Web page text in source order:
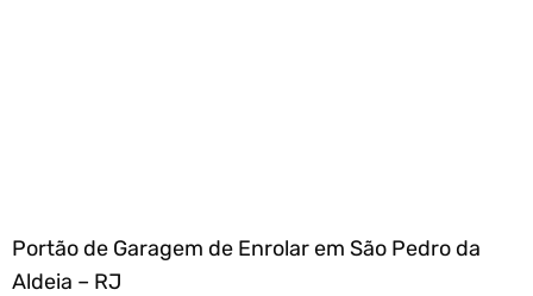
Portão de Garagem de Enrolar em São Pedro da
Aldeia – RJ